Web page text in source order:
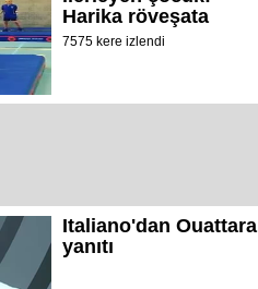
Harika röveşata
7575 kere izlendi
Italiano'dan Ouattara
yanıtı